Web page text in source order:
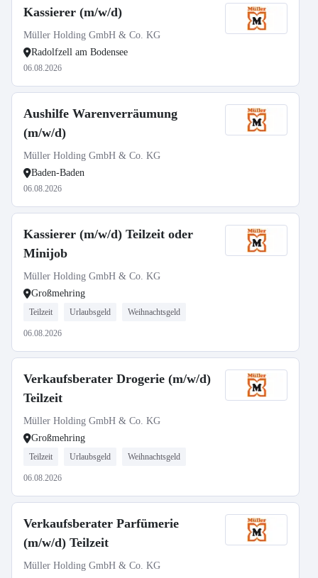
Kassierer (m/w/d)
Müller Holding GmbH & Co. KG
Radolfzell am Bodensee
06.08.2026
Aushilfe Warenverräumung
(m/w/d)
Müller Holding GmbH & Co. KG
Baden-Baden
06.08.2026
Kassierer (m/w/d) Teilzeit oder
Minijob
Müller Holding GmbH & Co. KG
Großmehring
Teilzeit Urlaubsgeld Weihnachtsgeld
06.08.2026
Verkaufsberater Drogerie (m/w/d)
Teilzeit
Müller Holding GmbH & Co. KG
Großmehring
Teilzeit Urlaubsgeld Weihnachtsgeld
06.08.2026
Verkaufsberater Parfümerie
(m/w/d) Teilzeit
Müller Holding GmbH & Co. KG